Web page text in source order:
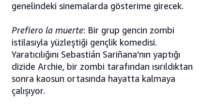
genelindeki sinemalarda gösterime girecek.
Prefiero la muerte: Bir grup gencin zombi
istilasıyla yüzleştiği gençlik komedisi.
Yaratıcılığını Sebastián Sariñana'nın yaptığı
dizide Archie, bir zombi tarafından ısırıldıktan
sonra kaosun ortasında hayatta kalmaya
çalışıyor.